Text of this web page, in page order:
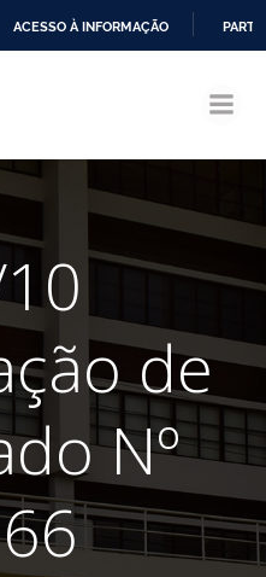
ACESSO À INFORMAÇÃO
de
Nº